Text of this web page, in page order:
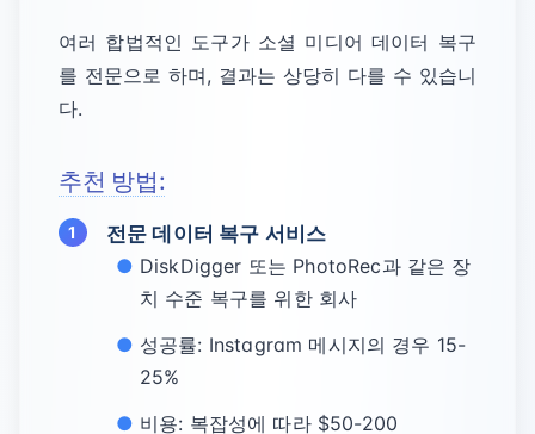
여러 합법적인 도구가 소셜 미디어 데이터 복구
를 전문으로 하며, 결과는 상당히 다를 수 있습니
다.
추천 방법:
전문 데이터 복구 서비스
DiskDigger 또는 PhotoRec과 같은 장
치 수준 복구를 위한 회사
성공률: Instagram 메시지의 경우 15-
25%
비용: 복잡성에 따라 $50-200